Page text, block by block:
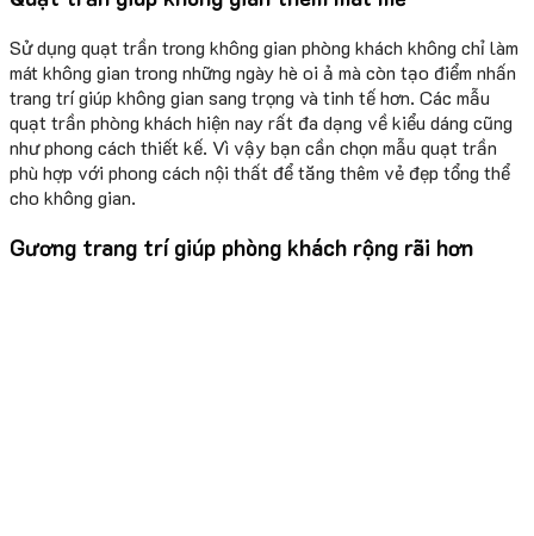
Sử dụng quạt trần trong không gian phòng khách không chỉ làm
mát không gian trong những ngày hè oi ả mà còn tạo điểm nhấn
trang trí giúp không gian sang trọng và tinh tế hơn. Các mẫu
quạt trần phòng khách hiện nay rất đa dạng về kiểu dáng cũng
như phong cách thiết kế. Vì vậy bạn cần chọn mẫu quạt trần
phù hợp với phong cách nội thất để tăng thêm vẻ đẹp tổng thể
cho không gian.
Gương trang trí giúp phòng khách rộng rãi hơn